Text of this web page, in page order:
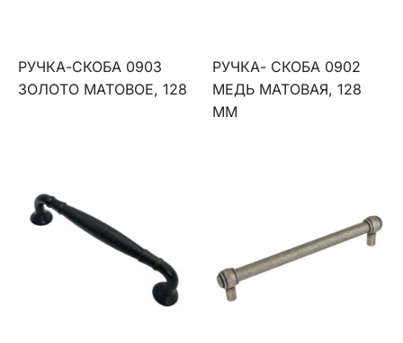
РУЧКА-СКОБА 0903
ЗОЛОТО МАТОВОЕ, 128
РУЧКА- СКОБА 0902
МЕДЬ МАТОВАЯ, 128
ММ